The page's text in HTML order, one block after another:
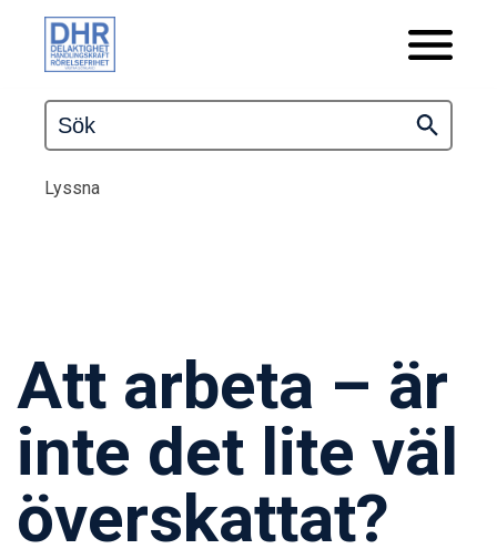
Lyssna
Att arbeta – är
inte det lite väl
överskattat?